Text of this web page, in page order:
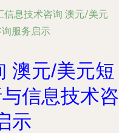
信息技术咨询 澳元/美元
服务启示
澳元/美元短
信息技术咨
示